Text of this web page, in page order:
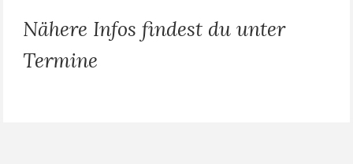
Nähere Infos findest du unter
Termine